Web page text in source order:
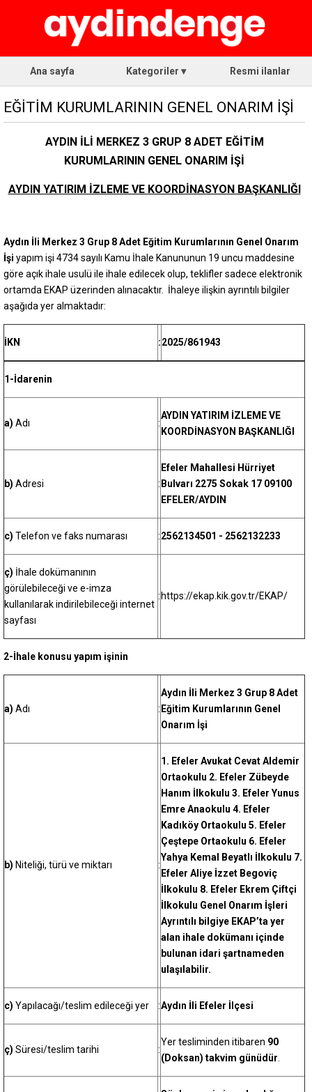
Ana sayfa Kategoriler ▾ Resmi ilanlar
EĞİTİM KURUMLARININ GENEL ONARIM İŞİ
AYDIN İLİ MERKEZ 3 GRUP 8 ADET EĞİTİM
KURUMLARININ GENEL ONARIM İŞİ
AYDIN YATIRIM İZLEME VE KOORDİNASYON BAŞKANLIĞI
Aydın İli Merkez 3 Grup 8 Adet Eğitim Kurumlarının Genel Onarım
İşi yapım işi 4734 sayılı Kamu İhale Kanununun 19 uncu maddesine
göre açık ihale usulü ile ihale edilecek olup, teklifler sadece elektronik
ortamda EKAP üzerinden alınacaktır. İhaleye ilişkin ayrıntılı bilgiler
aşağıda yer almaktadır:
İKN :2025/861943
1-İdarenin
a) Adı :
AYDIN YATIRIM İZLEME VE
KOORDİNASYON BAŞKANLIĞI
b) Adresi :
Efeler Mahallesi Hürriyet
Bulvarı 2275 Sokak 17 09100
EFELER/AYDIN
c) Telefon ve faks numarası :2562134501 - 2562132233
ç) İhale dokümanının
görülebileceği ve e-imza
kullanılarak indirilebileceği internet
sayfası
: https://ekap.kik.gov.tr/EKAP/
2-İhale konusu yapım işinin
a) Adı :
Aydın İli Merkez 3 Grup 8 Adet
Eğitim Kurumlarının Genel
Onarım İşi
b) Niteliği, türü ve miktarı :
1. Efeler Avukat Cevat Aldemir
Ortaokulu 2. Efeler Zübeyde
Hanım İlkokulu 3. Efeler Yunus
Emre Anaokulu 4. Efeler
Kadıköy Ortaokulu 5. Efeler
Çeştepe Ortaokulu 6. Efeler
Yahya Kemal Beyatlı İlkokulu 7.
Efeler Aliye İzzet Begoviç
İlkokulu 8. Efeler Ekrem Çiftçi
İlkokulu Genel Onarım İşleri
Ayrıntılı bilgiye EKAP’ta yer
alan ihale dokümanı içinde
bulunan idari şartnameden
ulaşılabilir.
c) Yapılacağı/teslim edileceği yer :Aydın İli Efeler İlçesi
ç) Süresi/teslim tarihi :
Yer tesliminden itibaren 90
(Doksan) takvim günüdür